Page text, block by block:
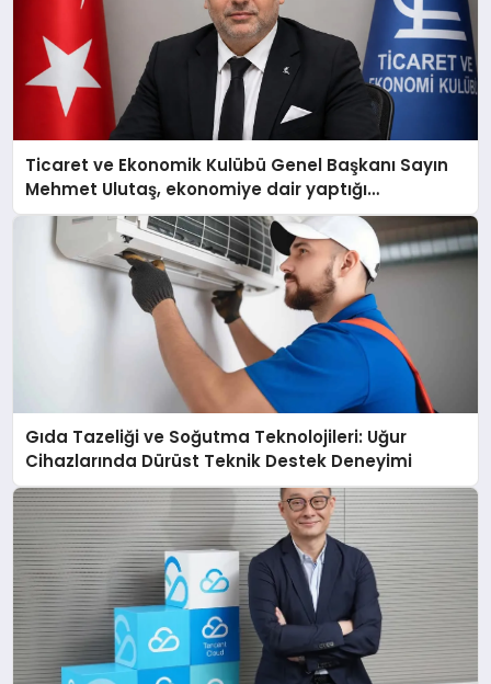
Ticaret ve Ekonomik Kulübü Genel Başkanı Sayın
Mehmet Ulutaş, ekonomiye dair yaptığı
açıklamada şunları kaydetti:
Gıda Tazeliği ve Soğutma Teknolojileri: Uğur
Cihazlarında Dürüst Teknik Destek Deneyimi